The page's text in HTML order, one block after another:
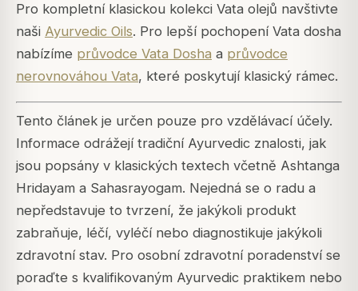
Pro kompletní klasickou kolekci Vata olejů navštivte
naši Ayurvedic Oils. Pro lepší pochopení Vata dosha
nabízíme průvodce Vata Dosha a průvodce
nerovnováhou Vata, které poskytují klasický rámec.
Tento článek je určen pouze pro vzdělávací účely.
Informace odrážejí tradiční Ayurvedic znalosti, jak
jsou popsány v klasických textech včetně Ashtanga
Hridayam a Sahasrayogam. Nejedná se o radu a
nepředstavuje to tvrzení, že jakýkoli produkt
zabraňuje, léčí, vyléčí nebo diagnostikuje jakýkoli
zdravotní stav. Pro osobní zdravotní poradenství se
poraďte s kvalifikovaným Ayurvedic praktikem nebo